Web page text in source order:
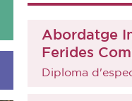
Abordatge
Ferides
Diploma